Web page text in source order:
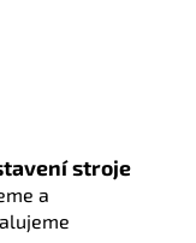
stroje
a